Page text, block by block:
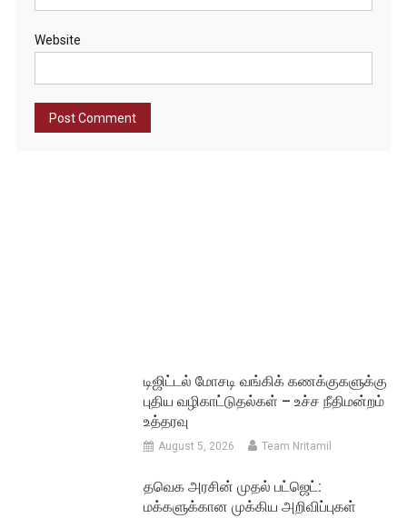
Website
டிஜிட்டல் மோசடி வங்கிக் கணக்குகளுக்கு
புதிய வழிகாட்டுதல்கள் – உச்ச நீதிமன்றம்
உத்தரவு
August 5, 2026 Team Nritamil
தவெக அரசின் முதல் பட்ஜெட்:
மக்களுக்கான முக்கிய அறிவிப்புகள்